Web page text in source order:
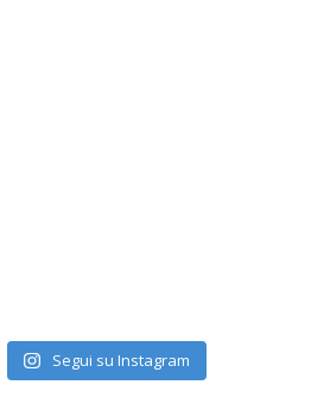
Segui su Instagram